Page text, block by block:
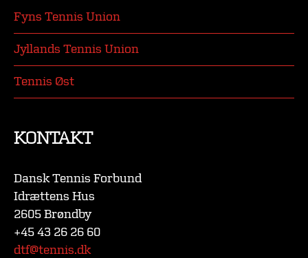
Fyns Tennis Union
Jyllands Tennis Union
Tennis Øst
KONTAKT
Dansk Tennis Forbund
Idrættens Hus
2605 Brøndby
+45 43 26 26 60
dtf@tennis.dk